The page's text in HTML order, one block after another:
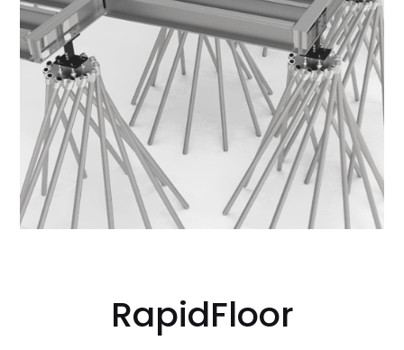
RapidFloor